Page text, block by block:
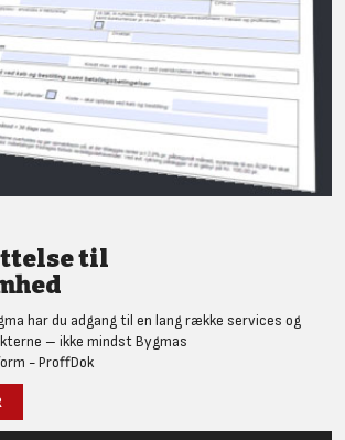
til
har du adgang til en lang række services og
– ikke mindst Bygmas
- ProffDok